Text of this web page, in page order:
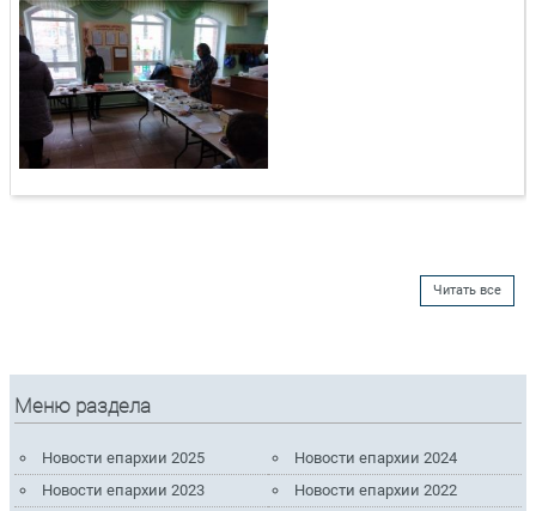
Читать все
Меню раздела
Новости епархии 2025
Новости епархии 2024
Новости епархии 2023
Новости епархии 2022